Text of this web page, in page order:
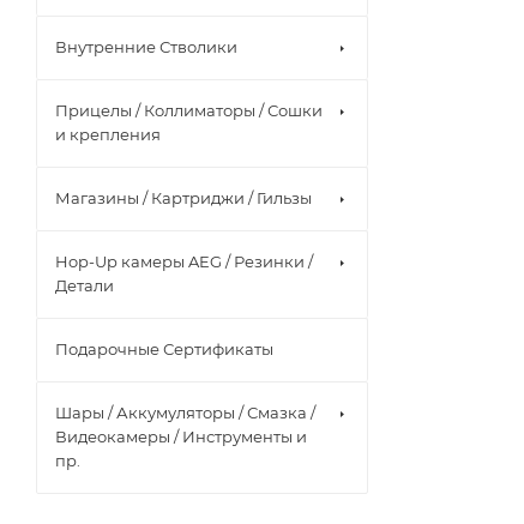
Внутренние Стволики
Прицелы / Коллиматоры / Сошки
и крепления
Магазины / Картриджи / Гильзы
Hop-Up камеры AEG / Резинки /
Детали
Подарочные Сертификаты
Шары / Аккумуляторы / Смазка /
Видеокамеры / Инструменты и
пр.